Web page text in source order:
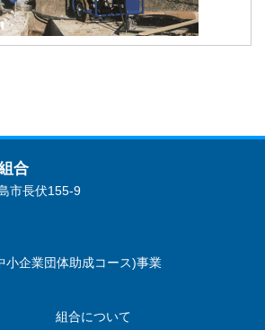
合
市長伏155-9
小企業団体助成コース)事業
組合について